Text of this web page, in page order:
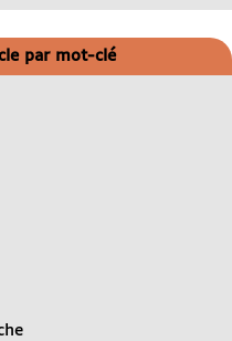
par mot-clé